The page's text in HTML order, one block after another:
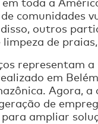
comunidades
outros
de
representam
em
Agora,
de
ampliar